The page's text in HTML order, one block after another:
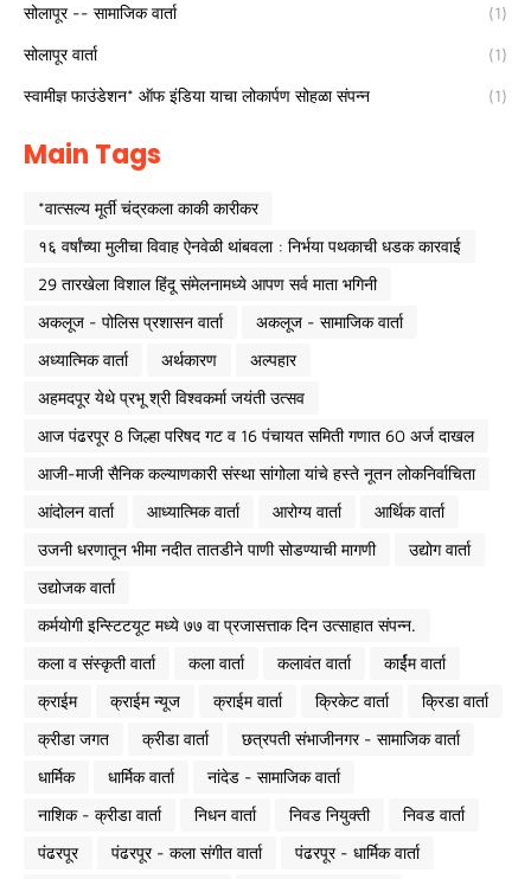
सोलापूर -- सामाजिक वार्ता (1)
सोलापूर वार्ता (1)
स्वामीज्ञ फाउंडेशन* ऑफ इंडिया याचा लोकार्पण सोहळा संपन्न (1)
Main Tags
*वात्सल्य मूर्ती चंद्रकला काकी कारीकर
१६ वर्षांच्या मुलीचा विवाह ऐनवेळी थांबवला : निर्भया पथकाची धडक कारवाई
29 तारखेला विशाल हिंदू संमेलनामध्ये आपण सर्व माता भगिनी
अकलूज - पोलिस प्रशासन वार्ता
अकलूज - सामाजिक वार्ता
अध्यात्मिक वार्ता
अर्थकारण
अल्पहार
अहमदपूर येथे प्रभू श्री विश्वकर्मा जयंती उत्सव
आज पंढरपूर 8 जिल्हा परिषद गट व 16 पंचायत समिती गणात 60 अर्ज दाखल
आजी-माजी सैनिक कल्याणकारी संस्था सांगोला यांचे हस्ते नूतन लोकनिर्वाचिता
आंदोलन वार्ता
आध्यात्मिक वार्ता आरोग्य वार्ता
आर्थिक वार्ता
उजनी धरणातून भीमा नदीत तातडीने पाणी सोडण्याची मागणी
उद्योग वार्ता
उद्योजक वार्ता
कर्मयोगी इन्स्टिटयूट मध्ये ७७ वा प्रजासत्ताक दिन उत्साहात संपन्न.
कला व संस्कृती वार्ता
कला वार्ता कलावंत वार्ता
कार्ईम वार्ता
क्राईम
क्राईम न्यूज क्राईम वार्ता क्रिकेट वार्ता
क्रिडा वार्ता
क्रीडा जगत
क्रीडा वार्ता
छत्रपती संभाजीनगर - सामाजिक वार्ता
धार्मिक
धार्मिक वार्ता
नांदेड - सामाजिक वार्ता
नाशिक - क्रीडा वार्ता
निधन वार्ता निवड नियुक्ती
निवड वार्ता
पंढरपूर
पंढरपूर - कला संगीत वार्ता
पंढरपूर - धार्मिक वार्ता